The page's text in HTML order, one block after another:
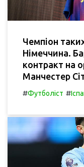
Чемпіон
Німеччина.
контракт на
Манчестер
#Футболіст #